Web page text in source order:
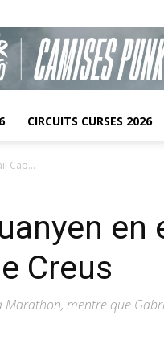
CIRCUITS CURSES 2026
Cap...
en
Creus
mentre que